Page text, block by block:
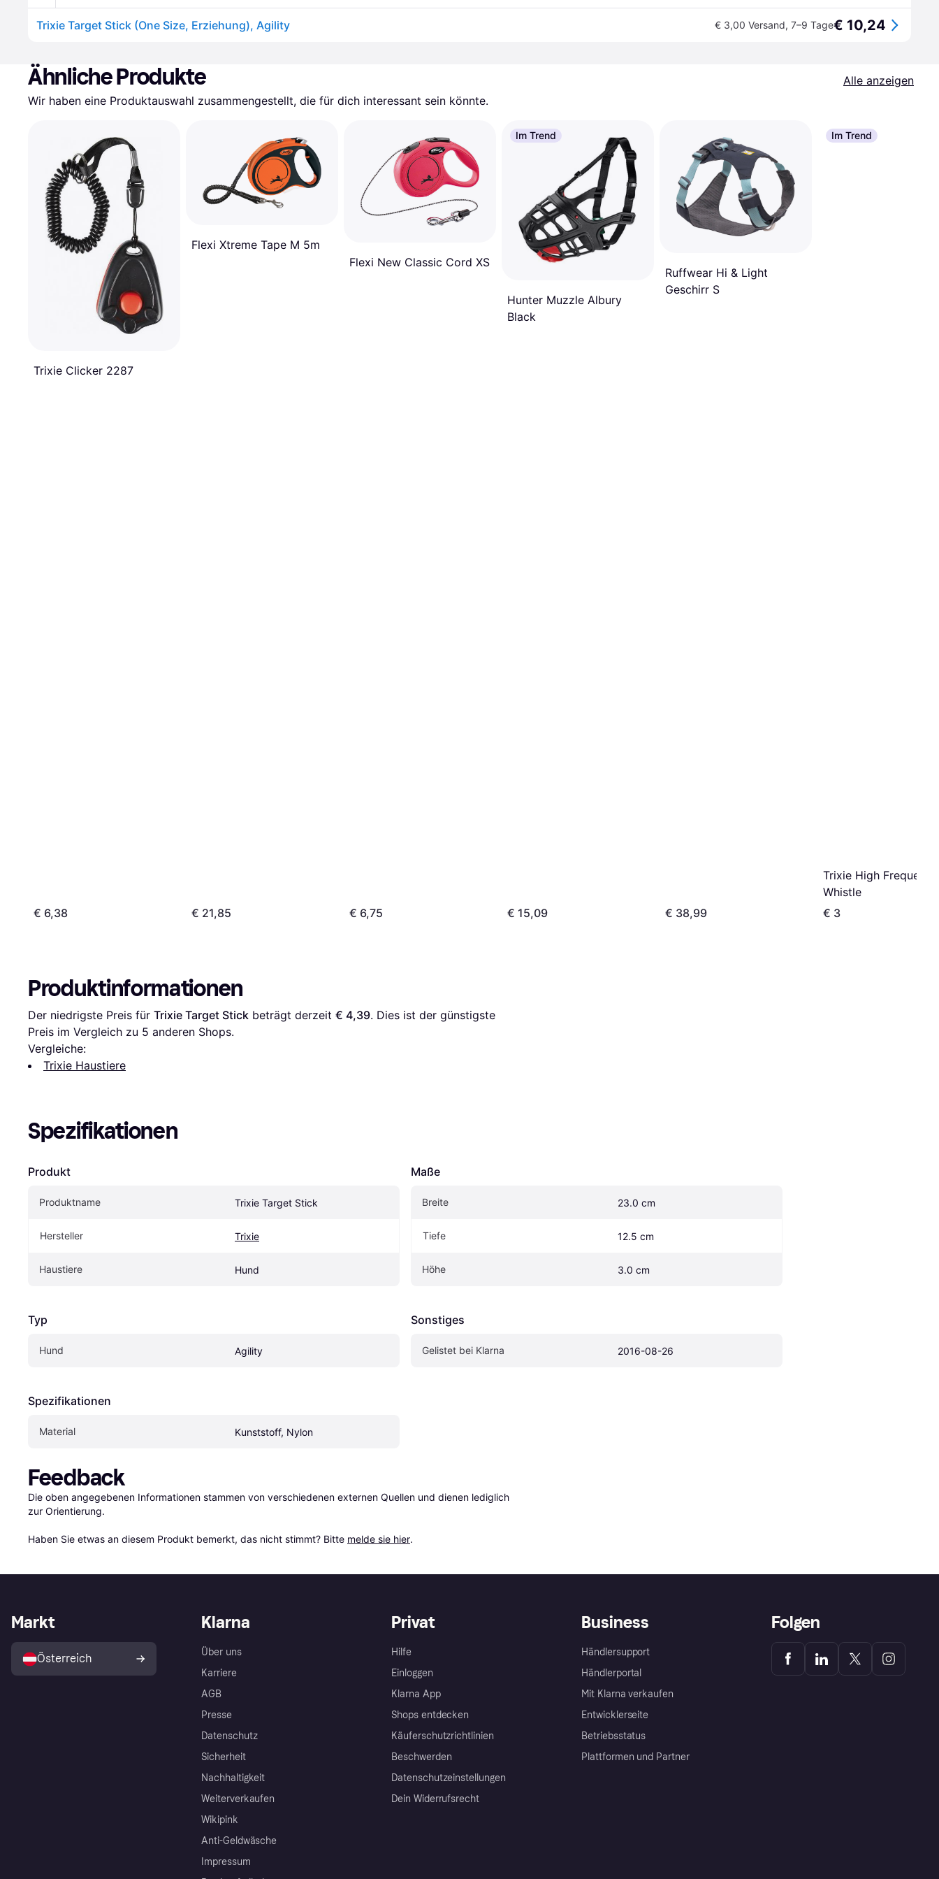
Trixie Target Stick (One Size, Erziehung), Agility € 3,00 Versand, 7–9 Tage€ 10,24
Ähnliche Produkte
Alle anzeigen
Wir haben eine Produktauswahl zusammengestellt, die für dich interessant sein könnte.
Trixie Clicker 2287
€ 6,38
Flexi Xtreme Tape M 5m
€ 21,85
Flexi New Classic Cord XS
€ 6,75
Im Trend
Hunter Muzzle Albury
Black
€ 15,09
Ruffwear Hi & Light
Geschirr S
€ 38,99
Im Trend
Trixie High Frequency
Whistle
€ 3
Produktinformationen
Der niedrigste Preis für Trixie Target Stick beträgt derzeit € 4,39. Dies ist der günstigste
Preis im Vergleich zu 5 anderen Shops.
Vergleiche:
Trixie Haustiere
Spezifikationen
Produkt
Produktname Trixie Target Stick
Hersteller Trixie
Haustiere Hund
Typ
Hund Agility
Spezifikationen
Material Kunststoff, Nylon
Maße
Breite 23.0 cm
Tiefe 12.5 cm
Höhe 3.0 cm
Sonstiges
Gelistet bei Klarna 2016-08-26
Feedback
Die oben angegebenen Informationen stammen von verschiedenen externen Quellen und dienen lediglich
zur Orientierung.
Haben Sie etwas an diesem Produkt bemerkt, das nicht stimmt? Bitte melde sie hier.
Klarna
Über uns
Karriere
AGB
Presse
Datenschutz
Sicherheit
Nachhaltigkeit
Weiterverkaufen
Wikipink
Anti-Geldwäsche
Impressum
Privat
Hilfe
Einloggen
Klarna App
Shops entdecken
Käuferschutzrichtlinien
Beschwerden
Datenschutzeinstellungen
Dein Widerrufsrecht
Business
Händlersupport
Händlerportal
Mit Klarna verkaufen
Entwicklerseite
Betriebsstatus
Plattformen und Partner
Markt
Österreich
Folgen